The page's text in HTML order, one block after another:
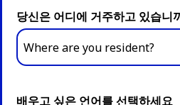
당신은 어디에 거주하고 있습니
Where are you resident?
배우고 싶은 언어를 선택하세요